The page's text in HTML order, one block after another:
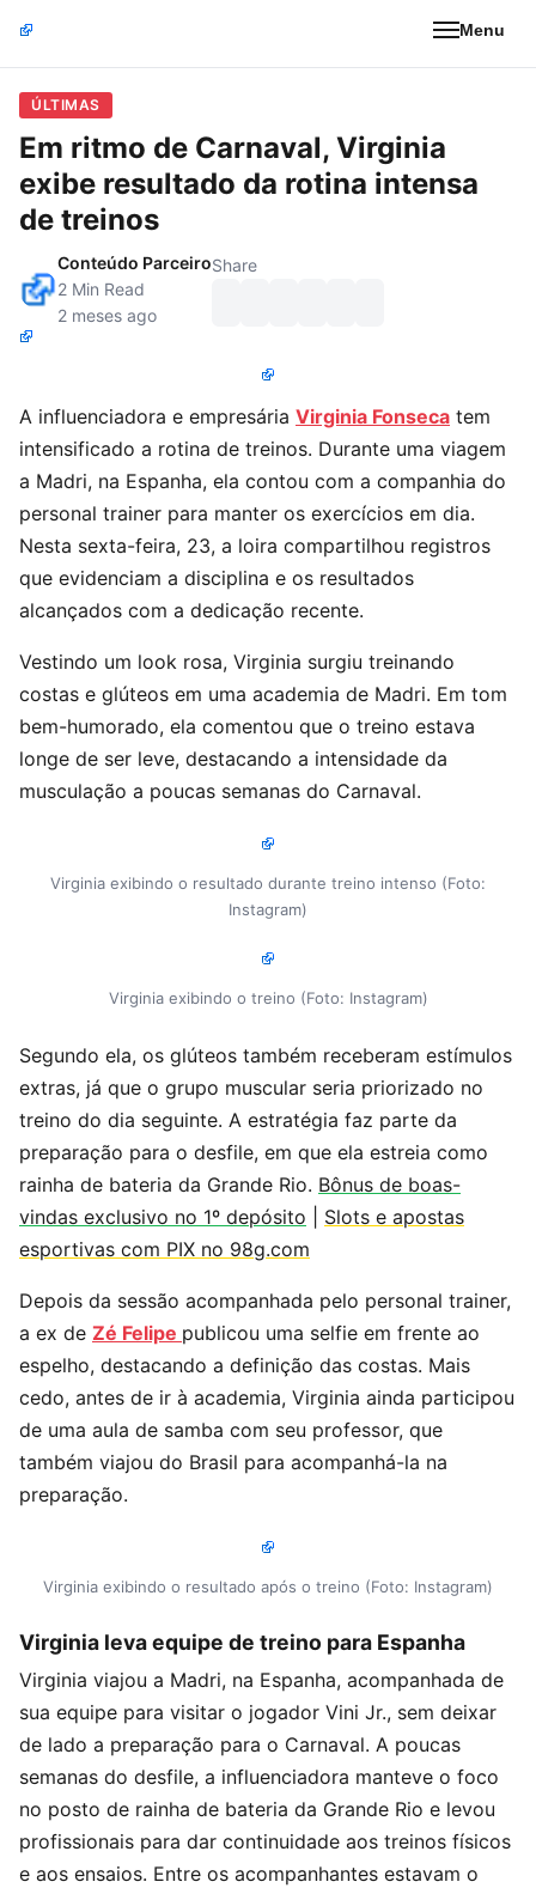
Menu
ÚLTIMAS
Em ritmo de Carnaval, Virginia
exibe resultado da rotina intensa
de treinos
Conteúdo Parceiro
2 Min Read
2 meses ago
Share
A influenciadora e empresária Virginia Fonseca tem
intensificado a rotina de treinos. Durante uma viagem
a Madri, na Espanha, ela contou com a companhia do
personal trainer para manter os exercícios em dia.
Nesta sexta-feira, 23, a loira compartilhou registros
que evidenciam a disciplina e os resultados
alcançados com a dedicação recente.
Vestindo um look rosa, Virginia surgiu treinando
costas e glúteos em uma academia de Madri. Em tom
bem-humorado, ela comentou que o treino estava
longe de ser leve, destacando a intensidade da
musculação a poucas semanas do Carnaval.
Virginia exibindo o resultado durante treino intenso (Foto:
Instagram)
Virginia exibindo o treino (Foto: Instagram)
Segundo ela, os glúteos também receberam estímulos
extras, já que o grupo muscular seria priorizado no
treino do dia seguinte. A estratégia faz parte da
preparação para o desfile, em que ela estreia como
rainha de bateria da Grande Rio. Bônus de boas-
vindas exclusivo no 1º depósito
Slots e apostas
esportivas com PIX no 98g.com
Depois da sessão acompanhada pelo personal trainer,
a ex de Zé Felipe publicou uma selfie em frente ao
espelho, destacando a definição das costas. Mais
cedo, antes de ir à academia, Virginia ainda participou
de uma aula de samba com seu professor, que
também viajou do Brasil para acompanhá-la na
preparação.
Virginia exibindo o resultado após o treino (Foto: Instagram)
Virginia leva equipe de treino para Espanha
Virginia viajou a Madri, na Espanha, acompanhada de
sua equipe para visitar o jogador Vini Jr., sem deixar
de lado a preparação para o Carnaval. A poucas
semanas do desfile, a influenciadora manteve o foco
no posto de rainha de bateria da Grande Rio e levou
profissionais para dar continuidade aos treinos físicos
e aos ensaios. Entre os acompanhantes estavam o